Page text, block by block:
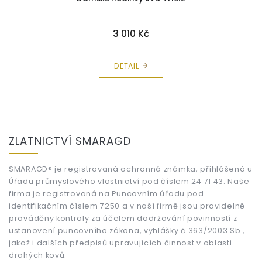
3 010 Kč
DETAIL
ZLATNICTVÍ SMARAGD
SMARAGD® je registrovaná ochranná známka, přihlášená u
Úřadu průmyslového vlastnictví pod číslem 24 71 43. Naše
firma je registrovaná na Puncovním úřadu pod
identifikačním číslem 7250 a v naší firmě jsou pravidelně
prováděny kontroly za účelem dodržování povinností z
ustanovení puncovního zákona, vyhlášky č.363/2003 Sb.,
jakož i dalších předpisů upravujících činnost v oblasti
drahých kovů.